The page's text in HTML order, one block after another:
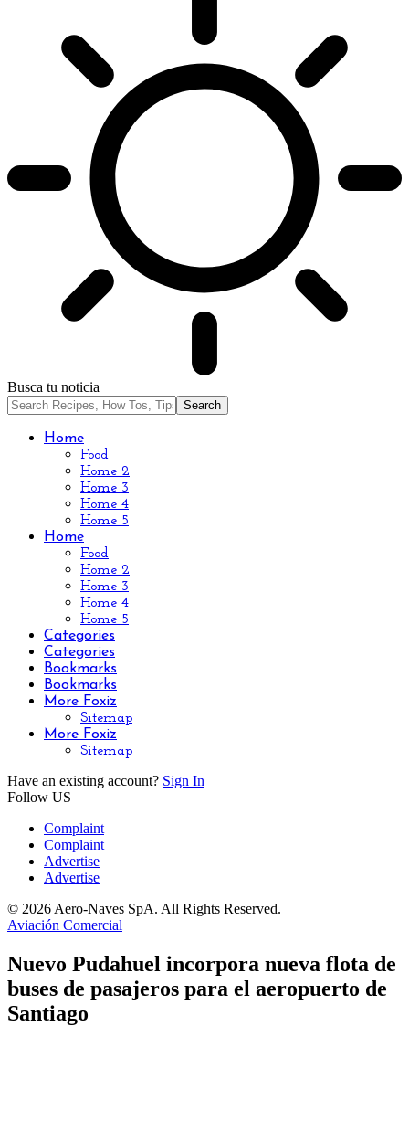
Busca tu noticia
Home
Food
Home 2
Home 3
Home 4
Home 5
Home
Food
Home 2
Home 3
Home 4
Home 5
Categories
Categories
Bookmarks
Bookmarks
More Foxiz
Sitemap
More Foxiz
Sitemap
Have an existing account? Sign In
Follow US
Complaint
Complaint
Advertise
Advertise
© 2026 Aero-Naves SpA. All Rights Reserved.
Aviación Comercial
Nuevo Pudahuel incorpora nueva flota de
buses de pasajeros para el aeropuerto de
Santiago